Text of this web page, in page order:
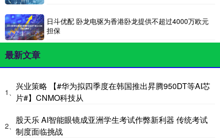
日斗优配 卧龙电驱为香港卧龙提供不超过4000万欧元
担保
最新文章
1、
兴业策略 【#华为拟四季度在韩国推出昇腾950DT等AI芯
片#】CNMO科技从
2、
股天乐 AI智能眼镜成亚洲学生考试作弊新利器 传统考试
制度面临挑战